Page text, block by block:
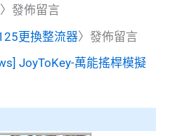
〉發佈留言
更換整流器〉發佈留言
JoyToKey-萬能搖桿模擬